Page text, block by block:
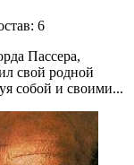
6
Пассера,
свой родной
собой и своими...